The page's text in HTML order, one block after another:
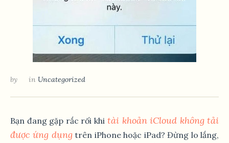
by in Uncategorized
Bạn đang gặp rắc rối khi tài khoản iCloud không tải
được ứng dụng trên iPhone hoặc iPad? Đừng lo lắng,